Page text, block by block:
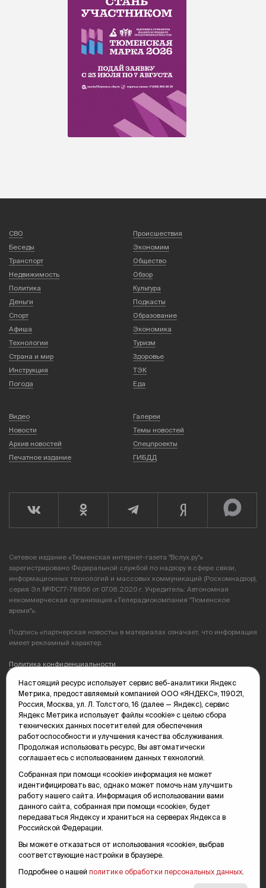
СВО
Происшествия
Беседы
Экономим
Транспорт
Общество
Недвижимость
Обзор
Политика
Культура
Деньги
Подкасты
Спорт
Образование
Афиша
Экономика
Технологии
Туризм
Страна и мир
Здоровье
Инструкция
ТЭК
Погода
Еда
Видео
Галереи
Новости
Темы новостей
Архив новостей
Спецпроекты
Печатное издание
ГИБДД
Сетевое издание «Тюменская интернет-газета "Вслух.ру"»
зарегистрировано Федеральной службой по надзору в сфере связи,
информационных технологий и массовых коммуникаций (Роскомнадзор),
серия Эл №ФС77-78856 от 07.08.2020 г. Учредитель: Автономная
некоммерческая организация «Телерадиокомпания "Тюменское
время"».
Подпись «партнерская новость» в материалах означает, что информация
имеет рекламный характер.
Политика конфиденциальности
Редакция: 625035, Тюмень, пр. Геологоразведчиков, 28А
(3452) 68-89-05
edit@vsluh.ru
Главный редактор: Панкина Т.Ю.
kika@vsluh.ru
По вопросам рекламы:
(3452) 68-89-78
kotovaev@sibinformburo.ru
mim@vsluh.ru
Настоящий ресурс использует сервис веб-аналитики Яндекс
Метрика, предоставляемый компанией ООО «ЯНДЕКС», 119021,
Россия, Москва, ул. Л. Толстого, 16 (далее — Яндекс), сервис
Яндекс Метрика использует файлы «cookie» с целью сбора
технических данных посетителей для обеспечения
работоспособности и улучшения качества обслуживания.
Продолжая использовать ресурс, Вы автоматически
соглашаетесь с использованием данных технологий.
Собранная при помощи «cookie» информация не может
идентифицировать вас, однако может помочь нам улучшить
работу нашего сайта. Информация об использовании вами
данного сайта, собранная при помощи «cookie», будет
передаваться Яндексу и храниться на серверах Яндекса в
Российской Федерации.
Вы можете отказаться от использования «cookie», выбрав
соответствующие настройки в браузере.
Подробнее о нашей политике обработки персональных данных